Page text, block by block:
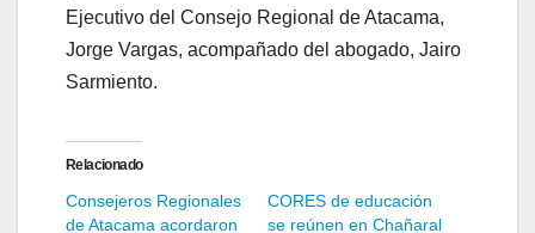
Ejecutivo del Consejo Regional de Atacama,
Jorge Vargas, acompañado del abogado, Jairo
Sarmiento.
Relacionado
Consejeros Regionales
de Atacama acordaron
CORES de educación
se reúnen en Chañaral